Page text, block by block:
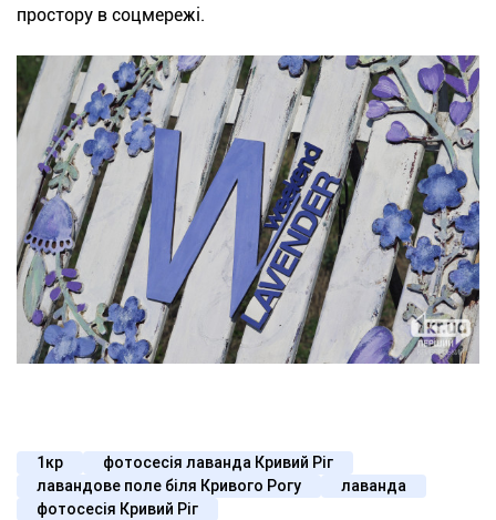
простору в соцмережі.
1кр
фотосесія лаванда Кривий Ріг
лавандове поле біля Кривого Рогу
лаванда
фотосесія Кривий Ріг